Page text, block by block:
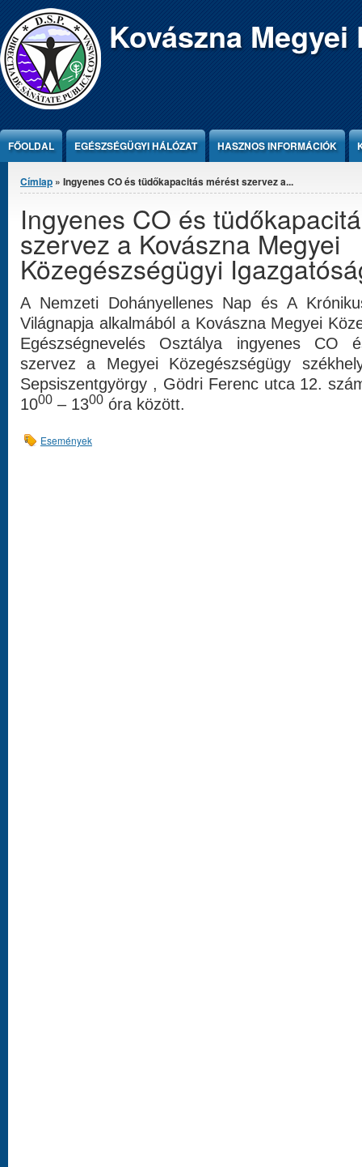
Jump to Content Kovászna
FŐOLDAL EGÉSZSÉGÜGYI HÁLÓZAT HASZNOS INFORMÁCIÓK
Jelenlegi hely
Címlap » Ingyenes CO és tüdőkapacitás mérést szervez a...
Ingyenes CO és
szervez a Kovászna Megyei
Közegészségügyi
A Nemzeti Dohányellenes Nap és A
Világnapja alkalmából a Kovászna Megyei
Egészségnevelés Osztálya ingyenes CO
szervez a Megyei Közegészségügy
Sepsiszentgyörgy , Gödri Ferenc utca 12.
1000 – 1300 óra között.
Események